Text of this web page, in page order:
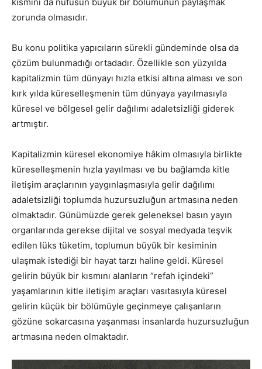
zorunda olmasıdır.
Bu konu politika yapıcıların sürekli gündeminde olsa da
çözüm bulunmadığı ortadadır. Özellikle son yüzyılda
kapitalizmin tüm dünyayı hızla etkisi altına alması ve son
kırk yılda küreselleşmenin tüm dünyaya yayılmasıyla
küresel ve bölgesel gelir dağılımı adaletsizliği giderek
artmıştır.
Kapitalizmin küresel ekonomiye hâkim olmasıyla birlikte
küreselleşmenin hızla yayılması ve bu bağlamda kitle
iletişim araçlarının yaygınlaşmasıyla gelir dağılımı
adaletsizliği toplumda huzursuzluğun artmasına neden
olmaktadır. Günümüzde gerek geleneksel basın yayın
organlarında gerekse dijital ve sosyal medyada teşvik
edilen lüks tüketim, toplumun büyük bir kesiminin
ulaşmak istediği bir hayat tarzı haline geldi. Küresel
gelirin büyük bir kısmını alanların “refah içindeki”
yaşamlarının kitle iletişim araçları vasıtasıyla küresel
gelirin küçük bir bölümüyle geçinmeye çalışanların
gözüne sokarcasına yaşanması insanlarda huzursuzluğun
artmasına neden olmaktadır.